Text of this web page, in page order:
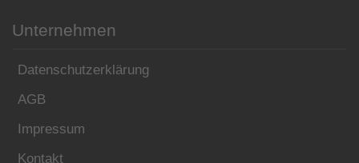
Unternehmen
Datenschutzerklärung
AGB
Impressum
Kontakt